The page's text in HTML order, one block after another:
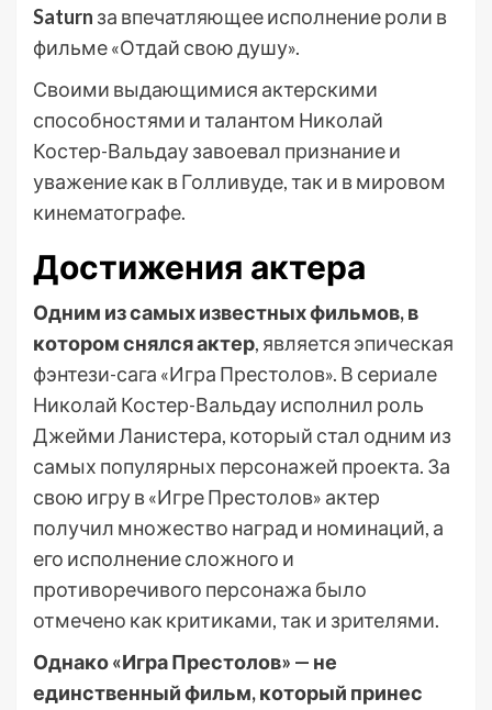
Saturn за впечатляющее исполнение роли в
фильме «Отдай свою душу».
Своими выдающимися актерскими
способностями и талантом Николай
Костер-Вальдау завоевал признание и
уважение как в Голливуде, так и в мировом
кинематографе.
Достижения актера
Одним из самых известных фильмов, в
котором снялся актер, является эпическая
фэнтези-сага «Игра Престолов». В сериале
Николай Костер-Вальдау исполнил роль
Джейми Ланистера, который стал одним из
самых популярных персонажей проекта. За
свою игру в «Игре Престолов» актер
получил множество наград и номинаций, а
его исполнение сложного и
противоречивого персонажа было
отмечено как критиками, так и зрителями.
Однако «Игра Престолов» — не
единственный фильм, который принес